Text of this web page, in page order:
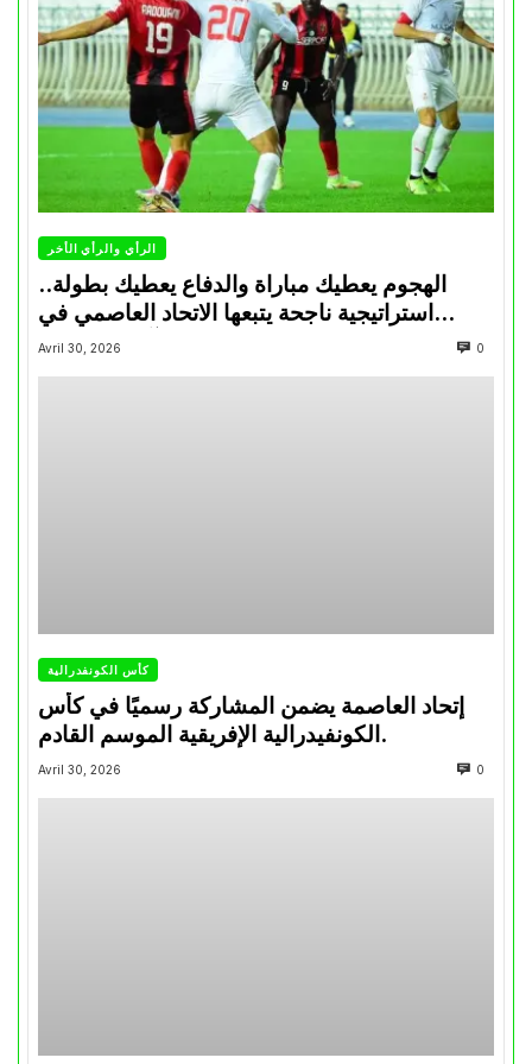
الرأي والرأي الأخر
الهجوم يعطيك مباراة والدفاع يعطيك بطولة..
استراتيجية ناجحة يتبعها الاتحاد العاصمي في
تتويجاته آخر السنوات
Avril 30, 2026 0
كأس الكونفدرالية
إتحاد العاصمة يضمن المشاركة رسميًا في كأس
الكونفيدرالية الإفريقية الموسم القادم.
Avril 30, 2026 0